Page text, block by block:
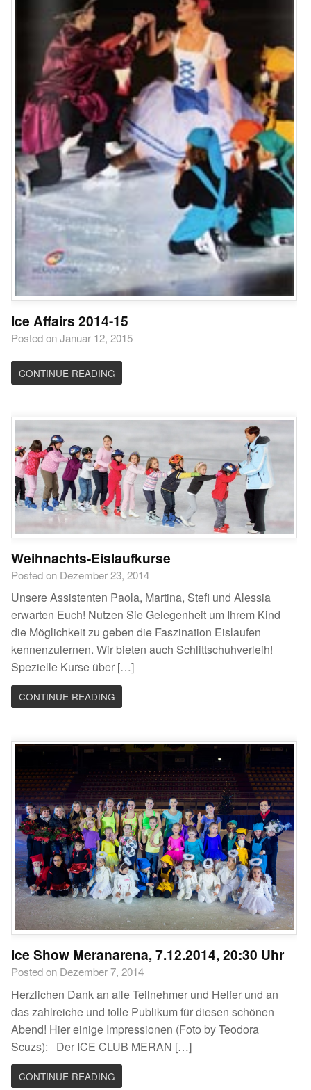
Ice Affairs 2014-15
Posted on Januar 12, 2015
CONTINUE READING
Weihnachts-Eislaufkurse
Posted on Dezember 23, 2014
Unsere Assistenten Paola, Martina, Stefi und Alessia
erwarten Euch! Nutzen Sie Gelegenheit um Ihrem Kind
die Möglichkeit zu geben die Faszination Eislaufen
kennenzulernen. Wir bieten auch Schlittschuhverleih!
Spezielle Kurse über […]
CONTINUE READING
Ice Show Meranarena, 7.12.2014, 20:30 Uhr
Posted on Dezember 7, 2014
Herzlichen Dank an alle Teilnehmer und Helfer und an
das zahlreiche und tolle Publikum für diesen schönen
Abend! Hier einige Impressionen (Foto by Teodora
Scuzs): Der ICE CLUB MERAN […]
CONTINUE READING